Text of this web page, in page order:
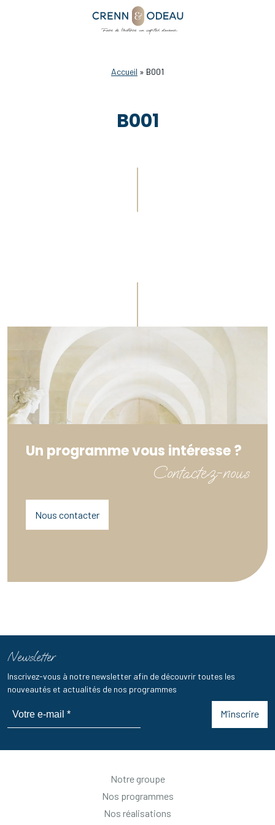
Accueil » B001
B001
Un programme vous intéresse ?
Contactez-nous
Nous contacter
Newsletter
Inscrivez-vous à notre newsletter afin de découvrir toutes les
nouveautés et actualités de nos programmes
M’inscrire
Notre groupe
Nos programmes
Nos réalisations